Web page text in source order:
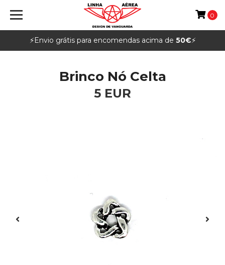
⚡️Envio grátis para encomendas acima de 50€⚡️
0
Brinco Nó Celta
5 EUR